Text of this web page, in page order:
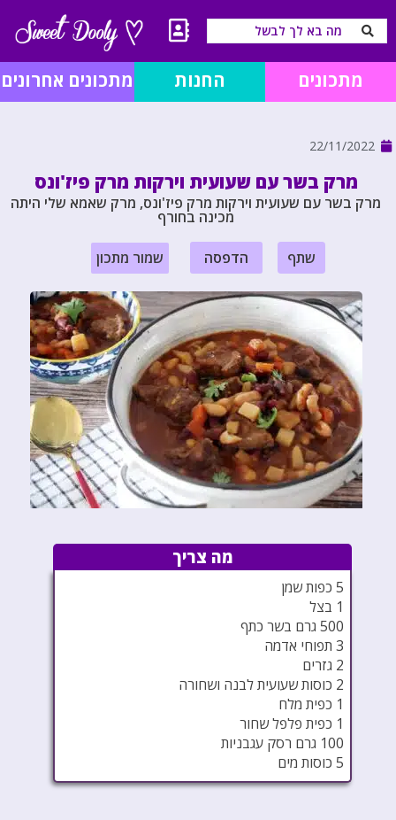
מתכונים החנות מתכונים אחרונים
22/11/2022
מרק בשר עם שעועית וירקות מרק פיז'ונס
מרק בשר עם שעועית וירקות מרק פיז'ונס, מרק שאמא שלי היתה
מכינה בחורף
שתף הדפסה שמור מתכון
מה צריך
5 כפות שמן
1 בצל
500 גרם בשר כתף
3 תפוחי אדמה
2 גזרים
2 כוסות שעועית לבנה ושחורה
1 כפית מלח
1 כפית פלפל שחור
100 גרם רסק עגבניות
5 כוסות מים